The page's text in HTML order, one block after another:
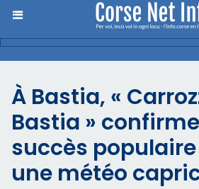
À Bastia, «
Bastia »
succès
une météo